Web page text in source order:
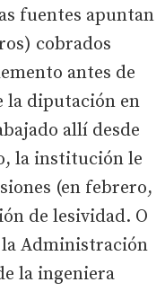
fuentes apuntan
cobrados
antes de
la diputación en
allí desde
la institución le
(en febrero,
de lesividad. O
la Administración
la ingeniera